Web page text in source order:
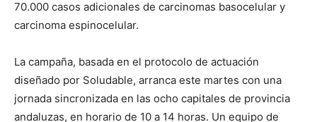
70.000 casos adicionales de carcinomas basocelular y
carcinoma espinocelular.
La campaña, basada en el protocolo de actuación
diseñado por Soludable, arranca este martes con una
jornada sincronizada en las ocho capitales de provincia
andaluzas, en horario de 10 a 14 horas. Un equipo de